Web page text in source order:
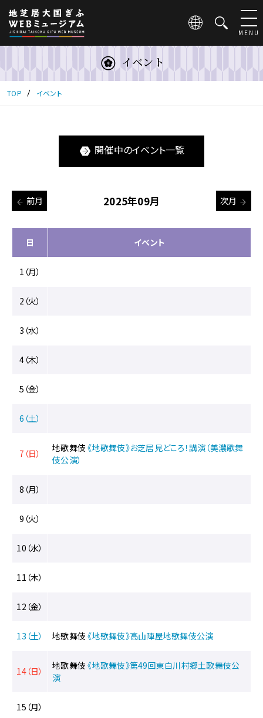
ー
は
地
芝
居
ペ
の
文
移
動
ニ
ー
移
動
MENU
イベント
TOP イベント
開催中のイベント一覧
前月 2025年09月 次月
日 イベント
1（月）
2（火）
3（水）
4（木）
5（金）
6（土）
7（日） 地歌舞伎 《地歌舞伎》お芝居見どころ！講演（美濃歌舞
伎公演）
8（月）
9（火）
10（水）
11（木）
12（金）
13（土） 地歌舞伎 《地歌舞伎》高山陣屋地歌舞伎公演
14（日） 地歌舞伎 《地歌舞伎》第49回東白川村郷土歌舞伎公
演
15（月）